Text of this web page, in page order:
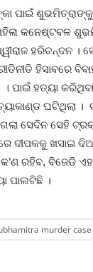
ପାଇଁ ଶୁଭମିତ୍ରାଙ୍କୁ
କନେଷ୍ଟବଳ
ହରିଚନ୍ଦନ ।
ହିସାବରେ
ା ପାଇଁ ହତ୍ୟା
ଘଟିଥିଲା
ସେଦିନ ସେହି
ଦୀପକକୁ
ରହିବ, ବିଜେଡି
ପାଲଟିଛି ।
murder case